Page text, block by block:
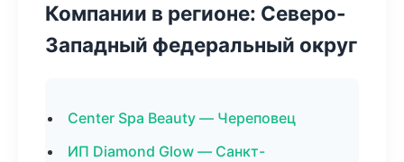
Компании в регионе: Северо-
Западный федеральный округ
Center Spa Beauty — Череповец
ИП Diamond Glow — Санкт-